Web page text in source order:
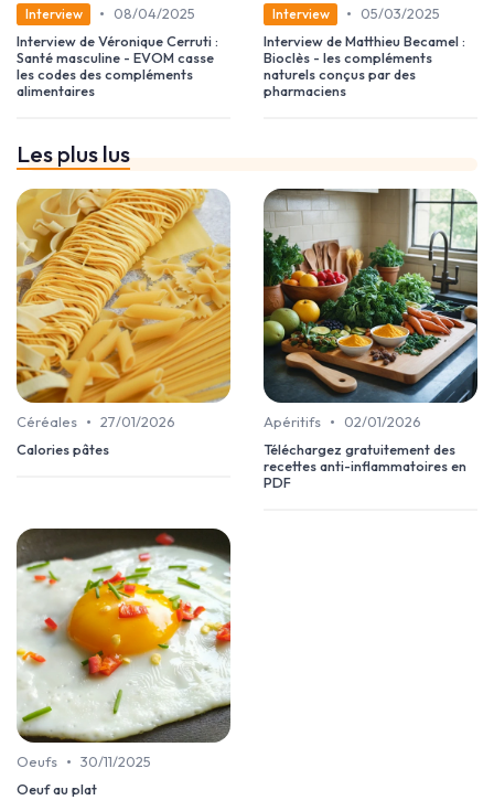
Interview •
08/04/2025
Interview de Véronique Cerruti :
Santé masculine - EVOM casse
les codes des compléments
alimentaires
Interview •
05/03/2025
Interview de Matthieu Becamel :
Bioclès - les compléments
naturels conçus par des
pharmaciens
Les plus lus
Céréales • 27/01/2026
Calories pâtes
Apéritifs •
02/01/2026
Téléchargez gratuitement des
recettes anti-inflammatoires en
PDF
Oeufs • 30/11/2025
Oeuf au plat